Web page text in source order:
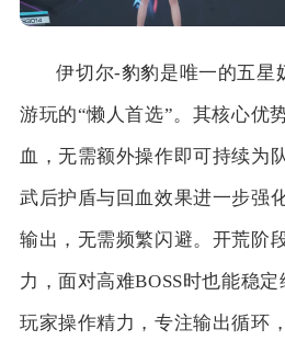
伊切尔-豹豹是唯一的五星
游玩的“懒人首选”。其核心优
血，无需额外操作即可持续为
武后护盾与回血效果进一步强
输出，无需频繁闪避。开荒阶
力，面对高难BOSS时也能稳
玩家操作精力，专注输出循环